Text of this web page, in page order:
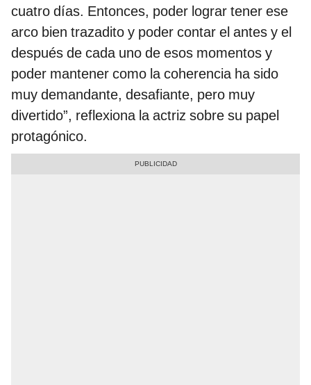
cuatro días. Entonces, poder lograr tener ese
arco bien trazadito y poder contar el antes y el
después de cada uno de esos momentos y
poder mantener como la coherencia ha sido
muy demandante, desafiante, pero muy
divertido”, reflexiona la actriz sobre su papel
protagónico.